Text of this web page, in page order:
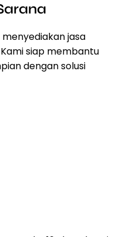
jasa
siap membantu
dengan solusi